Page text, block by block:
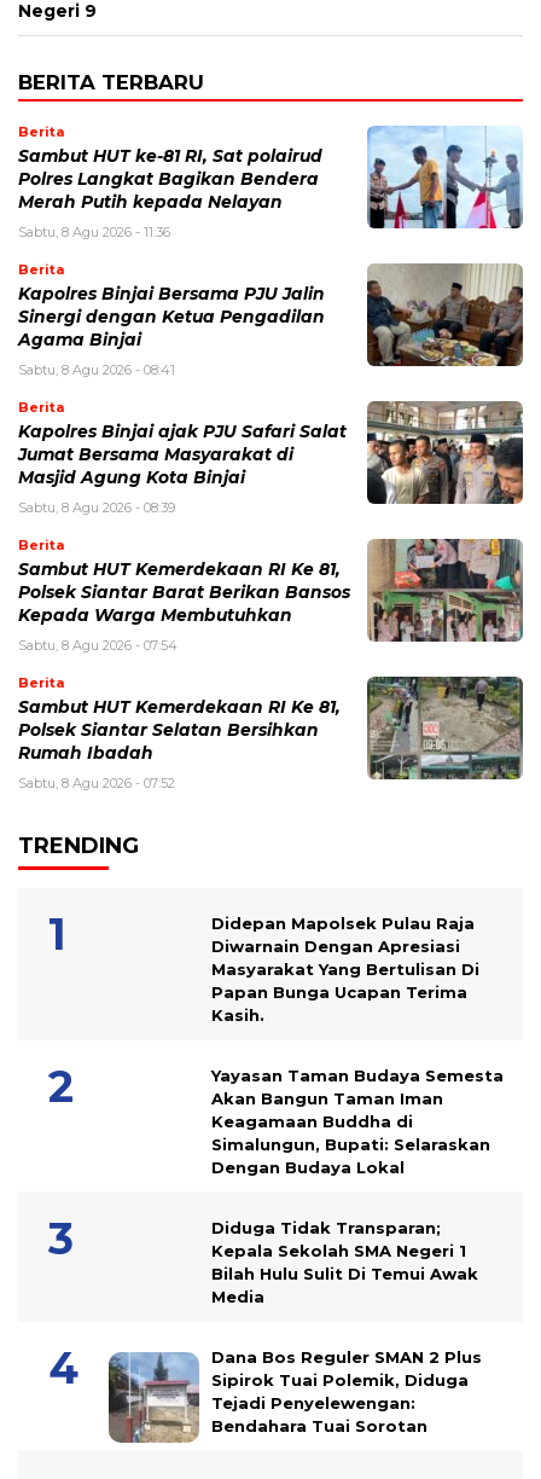
Negeri 9
BERITA TERBARU
Berita
Sambut HUT ke-81 RI, Sat polairud
Polres Langkat Bagikan Bendera
Merah Putih kepada Nelayan
Sabtu, 8 Agu 2026 - 11:36
Berita
Kapolres Binjai Bersama PJU Jalin
Sinergi dengan Ketua Pengadilan
Agama Binjai
Sabtu, 8 Agu 2026 - 08:41
Berita
Kapolres Binjai ajak PJU Safari Salat
Jumat Bersama Masyarakat di
Masjid Agung Kota Binjai
Sabtu, 8 Agu 2026 - 08:39
Berita
Sambut HUT Kemerdekaan RI Ke 81,
Polsek Siantar Barat Berikan Bansos
Kepada Warga Membutuhkan
Sabtu, 8 Agu 2026 - 07:54
Berita
Sambut HUT Kemerdekaan RI Ke 81,
Polsek Siantar Selatan Bersihkan
Rumah Ibadah
Sabtu, 8 Agu 2026 - 07:52
TRENDING
Didepan Mapolsek Pulau Raja
Diwarnain Dengan Apresiasi
Masyarakat Yang Bertulisan Di
Papan Bunga Ucapan Terima
Kasih.
Yayasan Taman Budaya Semesta
Akan Bangun Taman Iman
Keagamaan Buddha di
Simalungun, Bupati: Selaraskan
Dengan Budaya Lokal
Diduga Tidak Transparan;
Kepala Sekolah SMA Negeri 1
Bilah Hulu Sulit Di Temui Awak
Media
Dana Bos Reguler SMAN 2 Plus
Sipirok Tuai Polemik, Diduga
Tejadi Penyelewengan:
Bendahara Tuai Sorotan